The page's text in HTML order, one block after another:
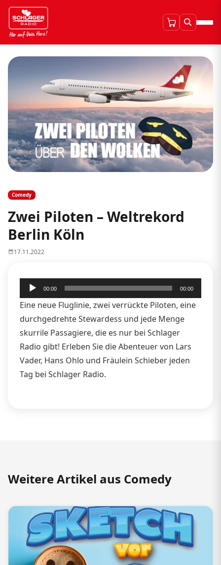
Comedy
Zwei Piloten – Weltrekord
Berlin Köln
17.11.2022
Audio-
Player
00:00 00:00
Eine neue Fluglinie, zwei verrückte Piloten, eine
durchgedrehte Stewardess und jede Menge
skurrile Passagiere, die es nur bei Schlager
Radio gibt! Erleben Sie die Abenteuer von Lars
Vader, Hans Ohlo und Fräulein Schieber jeden
Tag bei Schlager Radio.
Weitere Artikel aus Comedy